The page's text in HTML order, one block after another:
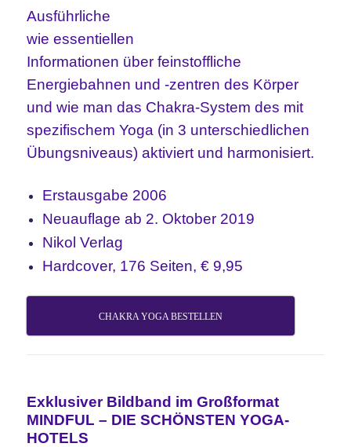
Ausführliche
wie essentiellen
Informationen über feinstoffliche
Energiebahnen und -zentren des Körper
und wie man das Chakra-System des mit
spezifischem Yoga (in 3 unterschiedlichen
Übungsniveaus) aktiviert und harmonisiert.
Erstausgabe 2006
Neuauflage ab 2. Oktober 2019
Nikol Verlag
Hardcover, 176 Seiten, € 9,95
CHAKRA YOGA BESTELLEN
Exklusiver Bildband im Großformat
MINDFUL – DIE SCHÖNSTEN YOGA-
HOTELS